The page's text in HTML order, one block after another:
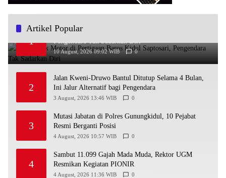
Artikel Popular
1
Bus Tabrak Motor di Pertigaan Baros Kidul Saptosari,
10 August, 2026 09:02 WIB 0
2
Jalan Kweni-Druwo Bantul Ditutup Selama 4 Bulan,
Ini Jalur Alternatif bagi Pengendara
3 August, 2026 13:46 WIB 0
3
Mutasi Jabatan di Polres Gunungkidul, 10 Pejabat
Resmi Berganti Posisi
4 August, 2026 10:57 WIB 0
4
Sambut 11.099 Gajah Mada Muda, Rektor UGM
Resmikan Kegiatan PIONIR
4 August, 2026 11:36 WIB 0